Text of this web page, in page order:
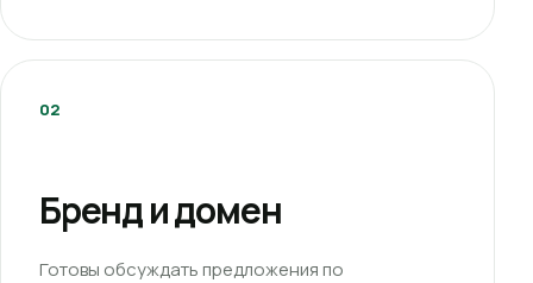
02
Бренд и домен
Готовы обсуждать предложения по